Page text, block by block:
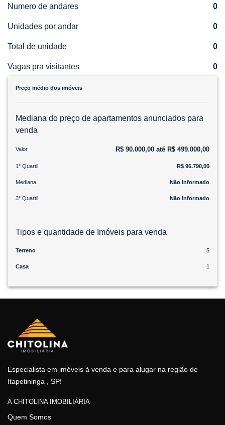
Numero de andares 0
Unidades por andar 0
Total de unidade 0
Vagas pra visitantes 0
Preço médio dos imóveis
Mediana do preço de apartamentos anunciados para
venda
Valor R$ 90.000,00 até R$ 499.000,00
1° Quartil R$ 96.790,00
Mediana Não Informado
3° Quartil Não Informado
Tipos e quantidade de Imóveis para venda
Terreno 5
Casa 1
Especialista em imóveis à venda e para alugar na região de
Itapetininga , SP!
A CHITOLINA IMOBILIÁRIA
Quem Somos